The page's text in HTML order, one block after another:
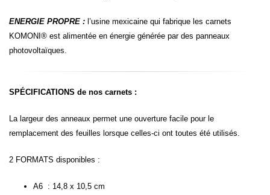
ENERGIE PROPRE : l’usine mexicaine qui fabrique les carnets
KOMONI® est alimentée en énergie générée par des panneaux
photovoltaïques.
SPÉCIFICATIONS de nos carnets :
La largeur des anneaux permet une ouverture facile pour le
remplacement des feuilles lorsque celles-ci ont toutes été utilisés.
2 FORMATS disponibles :
A6 : 14,8 x 10,5 cm